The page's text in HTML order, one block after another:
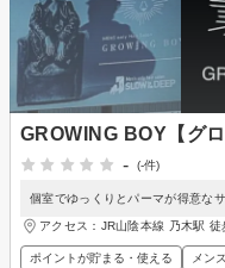
GROWING BOY【グ
-
(-件)
個室でゆっくりとパーマが得意な
アクセス：JR山陰本線 乃木駅 徒
ポイントが貯まる・使える メン